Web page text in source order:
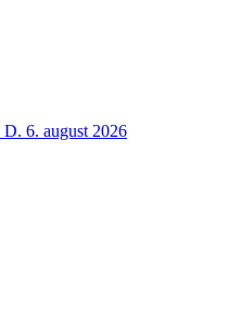
D. 6. august 2026